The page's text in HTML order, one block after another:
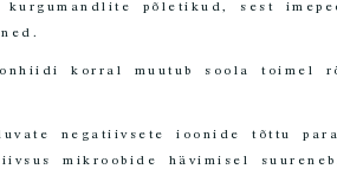
põletikud, sest
korral muutub soola toimel
negatiivsete ioonide tõttu
mikroobide hävimisel